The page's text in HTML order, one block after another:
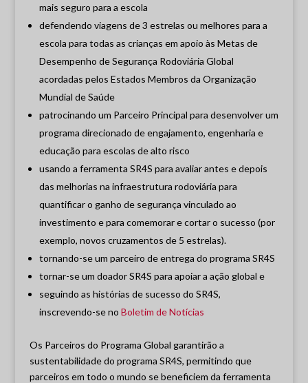
mais seguro para a escola
defendendo viagens de 3 estrelas ou melhores para a
escola para todas as crianças em apoio às Metas de
Desempenho de Segurança Rodoviária Global
acordadas pelos Estados Membros da Organização
Mundial de Saúde
patrocinando um Parceiro Principal para desenvolver um
programa direcionado de engajamento, engenharia e
educação para escolas de alto risco
usando a ferramenta SR4S para avaliar antes e depois
das melhorias na infraestrutura rodoviária para
quantificar o ganho de segurança vinculado ao
investimento e para comemorar e cortar o sucesso (por
exemplo, novos cruzamentos de 5 estrelas).
tornando-se um parceiro de entrega do programa SR4S
tornar-se um doador SR4S para apoiar a ação global e
seguindo as histórias de sucesso do SR4S,
inscrevendo-se no Boletim de Notícias
Os Parceiros do Programa Global garantirão a
sustentabilidade do programa SR4S, permitindo que
parceiros em todo o mundo se beneficiem da ferramenta